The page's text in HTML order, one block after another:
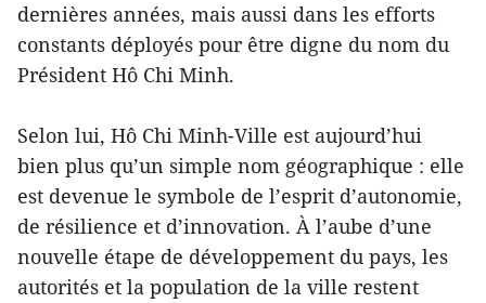
dernières années, mais aussi dans les efforts
constants déployés pour être digne du nom du
Président Hô Chi Minh.
Selon lui, Hô Chi Minh-Ville est aujourd’hui
bien plus qu’un simple nom géographique : elle
est devenue le symbole de l’esprit d’autonomie,
de résilience et d’innovation. À l’aube d’une
nouvelle étape de développement du pays, les
autorités et la population de la ville restent